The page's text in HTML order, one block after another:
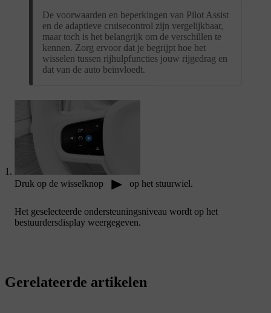
De voorwaarden en beperkingen van Pilot Assist
en de adaptieve cruisecontrol zijn vergelijkbaar,
maar toch is het belangrijk om de verschillen te
kennen. Zorg ervoor dat je begrijpt hoe het
wisselen tussen rijhulpfuncties jouw rijgedrag en
dat van de auto beïnvloedt.
Druk op de wisselknop op het stuurwiel.
Het geselecteerde ondersteuningsniveau wordt op het
bestuurdersdisplay weergegeven.
Gerelateerde artikelen